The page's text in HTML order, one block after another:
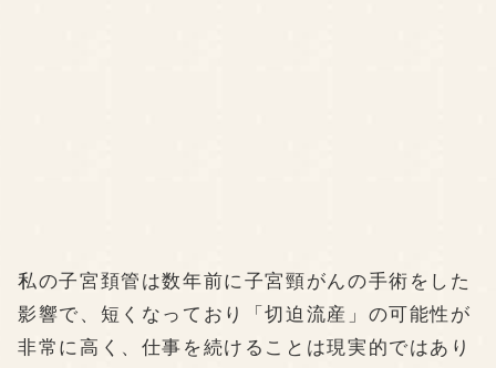
私の子宮頚管は数年前に子宮頸がんの手術をした
影響で、短くなっており「切迫流産」の可能性が
非常に高く、仕事を続けることは現実的ではあり